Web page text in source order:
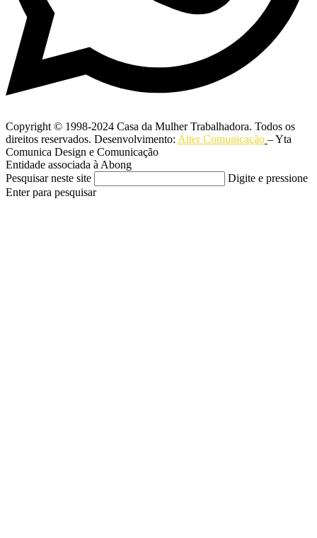
Copyright © 1998-2024 Casa da Mulher Trabalhadora. Todos os
direitos reservados. Desenvolvimento: Alter Comunicação – Yta
Comunica Design e Comunicação
Entidade associada à Abong
Pesquisar neste site
Digite e pressione
Enter para pesquisar